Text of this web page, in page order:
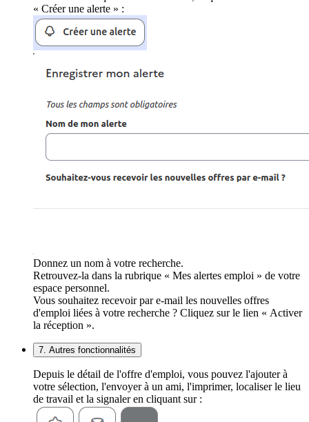
« Créer une alerte » :
Donnez un nom à votre recherche.
Retrouvez-la dans la rubrique « Mes alertes emploi » de votre
espace personnel.
Vous souhaitez recevoir par e-mail les nouvelles offres
d'emploi liées à votre recherche ? Cliquez sur le lien « Activer
la réception ».
7. Autres fonctionnalités
Depuis le détail de l'offre d'emploi, vous pouvez l'ajouter à
votre sélection, l'envoyer à un ami, l'imprimer, localiser le lieu
de travail et la signaler en cliquant sur :